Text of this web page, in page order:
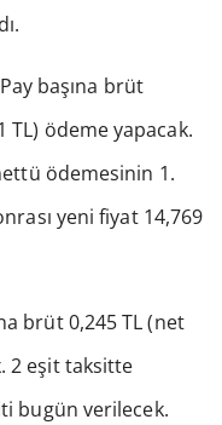
Pay başına brüt
TL) ödeme yapacak.
ödemesinin 1.
yeni fiyat 14,769
brüt 0,245 TL (net
2 eşit taksitte
bugün verilecek.